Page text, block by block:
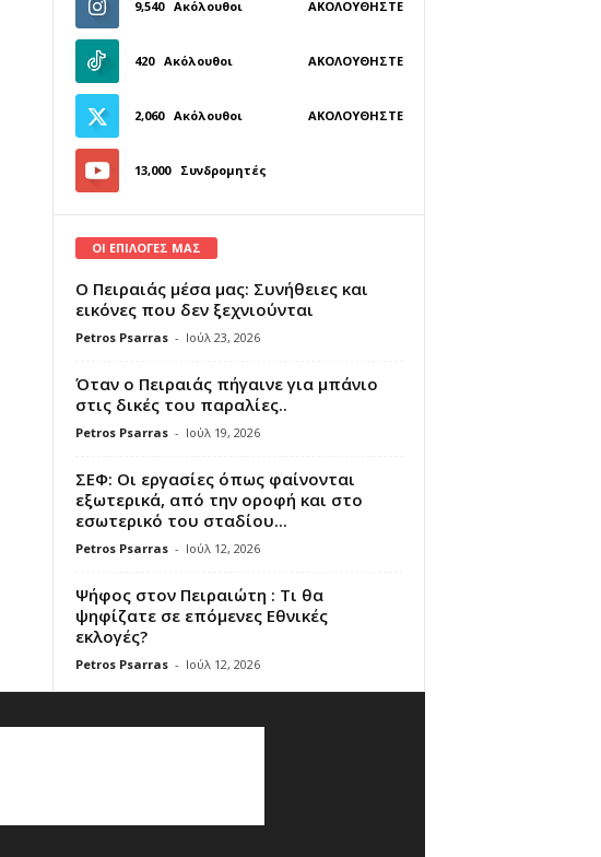
9,540 Ακόλουθοι ΑΚΟΛΟΥΘΉΣΤΕ
420 Ακόλουθοι ΑΚΟΛΟΥΘΉΣΤΕ
2,060 Ακόλουθοι ΑΚΟΛΟΥΘΉΣΤΕ
13,000 Συνδρομητές
ΓΊΝΕΤΕ ΣΥΝΔΡΟΜΗΤΉΣ
ΟΙ ΕΠΙΛΟΓΕΣ ΜΑΣ
Ο Πειραιάς μέσα μας: Συνήθειες και
εικόνες που δεν ξεχνιούνται
Petros Psarras - Ιούλ 23, 2026
Όταν ο Πειραιάς πήγαινε για μπάνιο
στις δικές του παραλίες..
Petros Psarras - Ιούλ 19, 2026
ΣΕΦ: Οι εργασίες όπως φαίνονται
εξωτερικά, από την οροφή και στο
εσωτερικό του σταδίου...
Petros Psarras - Ιούλ 12, 2026
Ψήφος στον Πειραιώτη : Τι θα
ψηφίζατε σε επόμενες Εθνικές
εκλογές?
Petros Psarras - Ιούλ 12, 2026